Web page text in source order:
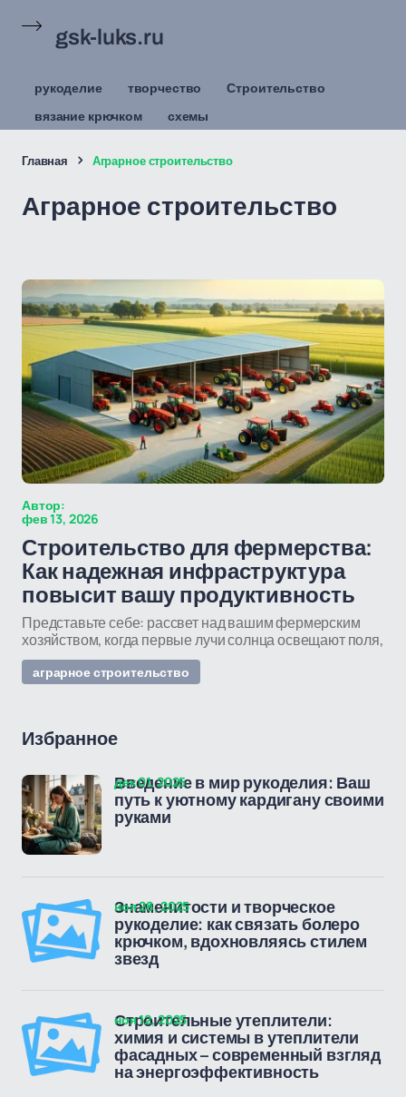
gsk-luks.ru
рукоделие творчество
Строительство
вязание крючком
схемы
Главная Аграрное строительство
Аграрное строительство
Автор:
фев 13, 2026
Строительство для фермерства:
Как надежная инфраструктура
повысит вашу продуктивность
Представьте себе: рассвет над вашим фермерским
хозяйством, когда первые лучи солнца освещают поля,
аграрное строительство
Избранное
Введение в мир рукоделия: Ваш
путь к уютному кардигану своими
руками
дек 01, 2025
Знаменитости и творческое
рукоделие: как связать болеро
крючком, вдохновляясь стилем
звезд
ноя 28, 2025
Строительные утеплители:
химия и системы в утеплители
фасадных – современный взгляд
на энергоэффективность
ноя 12, 2025